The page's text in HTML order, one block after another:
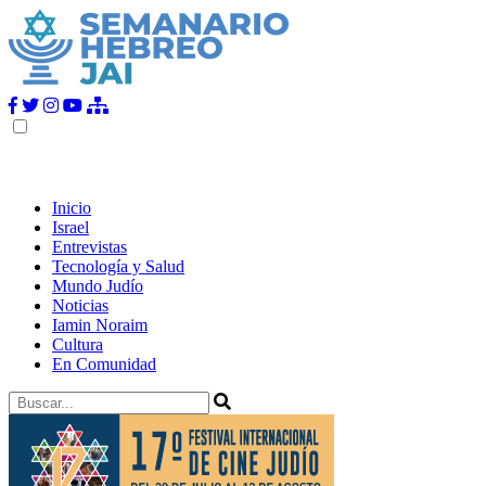
Inicio
Israel
Entrevistas
Tecnología y Salud
Mundo Judío
Noticias
Iamin Noraim
Cultura
En Comunidad